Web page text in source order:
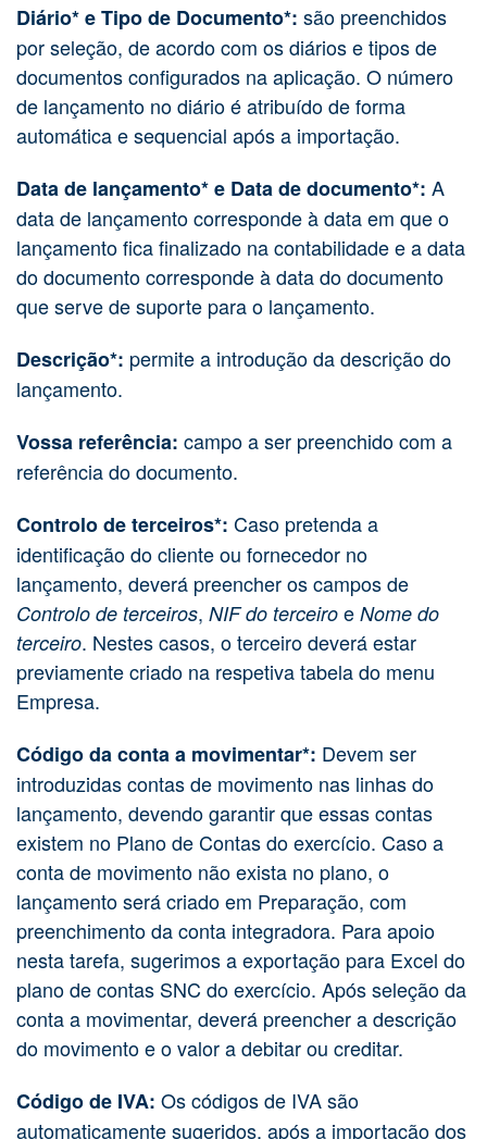
Diário* e Tipo de Documento*: são preenchidos
por seleção, de acordo com os diários e tipos de
documentos configurados na aplicação. O número
de lançamento no diário é atribuído de forma
automática e sequencial após a importação.
Data de lançamento* e Data de documento*: A
data de lançamento corresponde à data em que o
lançamento fica finalizado na contabilidade e a data
do documento corresponde à data do documento
que serve de suporte para o lançamento.
Descrição*: permite a introdução da descrição do
lançamento.
Vossa referência: campo a ser preenchido com a
referência do documento.
Controlo de terceiros*: Caso pretenda a
identificação do cliente ou fornecedor no
lançamento, deverá preencher os campos de
Controlo de terceiros, NIF do terceiro e Nome do
terceiro. Nestes casos, o terceiro deverá estar
previamente criado na respetiva tabela do menu
Empresa.
Código da conta a movimentar*: Devem ser
introduzidas contas de movimento nas linhas do
lançamento, devendo garantir que essas contas
existem no Plano de Contas do exercício. Caso a
conta de movimento não exista no plano, o
lançamento será criado em Preparação, com
preenchimento da conta integradora. Para apoio
nesta tarefa, sugerimos a exportação para Excel do
plano de contas SNC do exercício. Após seleção da
conta a movimentar, deverá preencher a descrição
do movimento e o valor a debitar ou creditar.
Código de IVA: Os códigos de IVA são
automaticamente sugeridos, após a importação dos